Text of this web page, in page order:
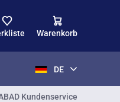
Warenkorb
DE
Kundenservice